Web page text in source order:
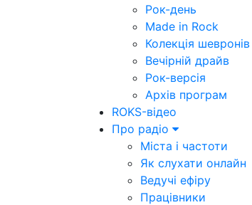
Рок-день
Made in Rock
Колекція шевронів
Вечірній драйв
Рок-версія
Архів програм
ROKS-відео
Про радіо
Міста і частоти
Як слухати онлайн
Ведучі ефіру
Працівники